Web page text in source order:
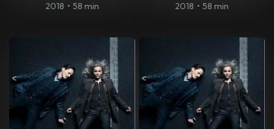
2018 • 58 min 2018 • 58 min